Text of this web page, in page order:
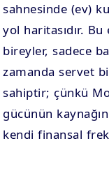
sahnesinde (ev)
yol haritasıdır.
bireyler, sadece
zamanda servet
sahiptir; çünkü
gücünün
kendi finansal